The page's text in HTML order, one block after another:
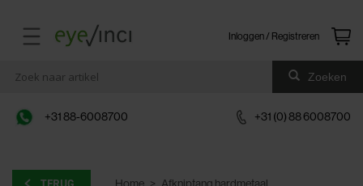
Inloggen / Registreren
Zoeken
+31 88-6008700 +31 (0) 88 6008700